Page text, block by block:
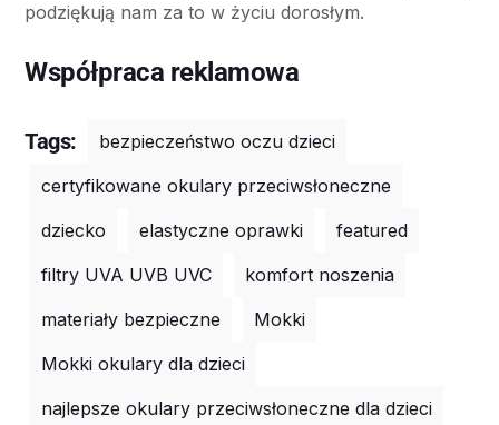
podziękują nam za to w życiu dorosłym.
Współpraca reklamowa
Tags:
bezpieczeństwo oczu dzieci
certyfikowane okulary przeciwsłoneczne
dziecko
elastyczne oprawki
featured
filtry UVA UVB UVC
komfort noszenia
materiały bezpieczne
Mokki
Mokki okulary dla dzieci
najlepsze okulary przeciwsłoneczne dla dzieci